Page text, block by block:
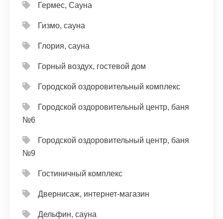
Гермес, Сауна
Гизмо, сауна
Глория, сауна
Горный воздух, гостевой дом
Городской оздоровительный комплекс
Городской оздоровительный центр, баня
№6
Городской оздоровительный центр, баня
№9
Гостиничный комплекс
Двернисаж, интернет-магазин
Дельфин, сауна